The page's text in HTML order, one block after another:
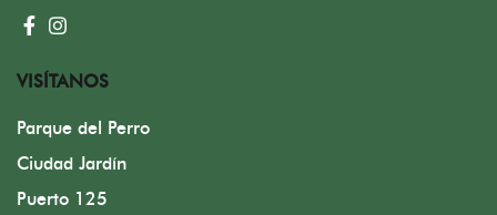
VISÍTANOS
Parque del Perro
Ciudad Jardín
Puerto 125